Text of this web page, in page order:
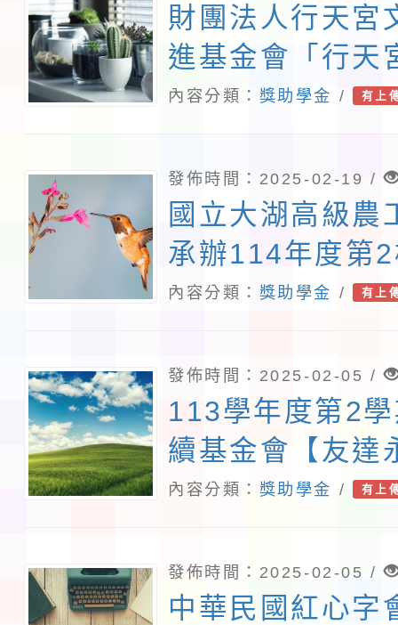
財團法人行天宮
進基金會「行天
內容分類： 獎助學金 / 有上
發佈時間：2025-02-19 /
國立大湖高級農
承辦114年度第
部學產基金補助
內容分類： 獎助學金 / 有上
發佈時間：2025-02-05 /
113學年度第2
續基金會【友達
學金】
內容分類： 獎助學金 / 有上
發佈時間：2025-02-05 /
中華民國紅心字